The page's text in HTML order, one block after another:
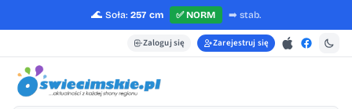
🌊 Soła: 257 cm ✅NORM ➡️ stab.
Zaloguj się Zarejestruj się